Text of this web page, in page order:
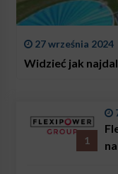
27 września 2024
Widzieć jak
1